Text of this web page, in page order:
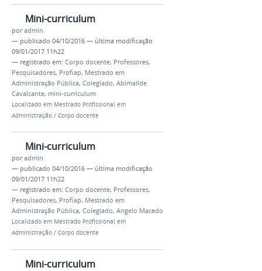
Mini-curriculum
poradmin
— publicado 04/10/2016 — última modificação
09/01/2017 11h22
— registrado em: Corpo docente, Professores,
Pesquisadores, Profiap, Mestrado em
Administração Pública, Colegiado, Abimailde
Cavalcante, mini-curriculum
Localizado em Mestrado Profissional em
Administração / Corpo docente
Mini-curriculum
poradmin
— publicado 04/10/2016 — última modificação
09/01/2017 11h22
— registrado em: Corpo docente, Professores,
Pesquisadores, Profiap, Mestrado em
Administração Pública, Colegiado, Angelo Macedo
Localizado em Mestrado Profissional em
Administração / Corpo docente
Mini-curriculum